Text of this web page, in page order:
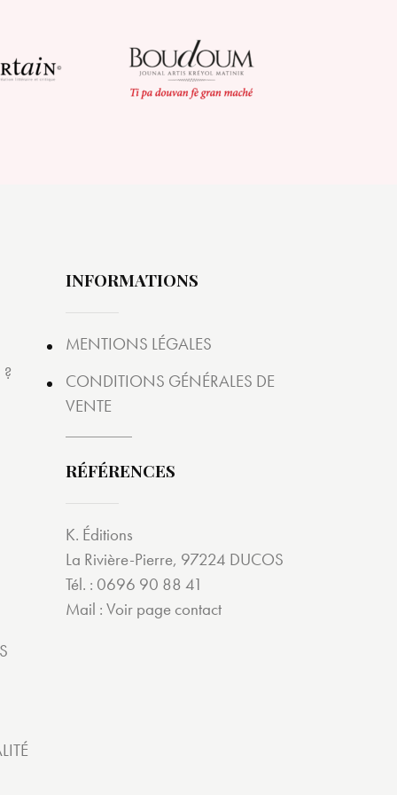
INFORMATIONS
MENTIONS LÉGALES
CONDITIONS GÉNÉRALES DE
VENTE
RÉFÉRENCES
K. Éditions
La Rivière-Pierre, 97224 DUCOS
Tél. : 0696 90 88 41
Mail : Voir page contact